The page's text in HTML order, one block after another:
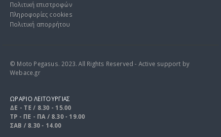
Πολιτική επιστροφών
Πληροφορίες cookies
Πολιτική απορρήτου
© Moto Pegasus. 2023. All Rights Reserved - Active support by
Webace.gr
ΩΡΑΡΙΟ ΛΕΙΤΟΥΡΓΙΑΣ
ΔΕ - ΤΕ / 8.30 - 15.00
ΤΡ - ΠΕ - ΠΑ / 8.30 - 19.00
ΣΑΒ / 8.30 - 14.00